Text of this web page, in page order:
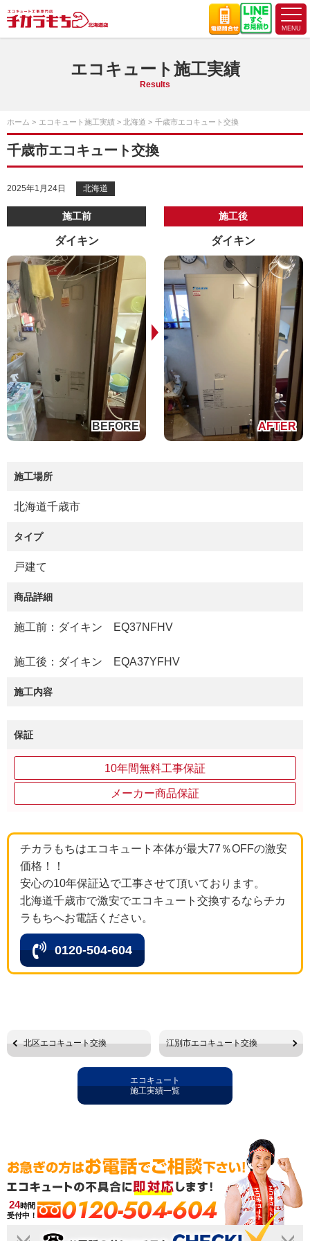
エコキュート施工実績
Results
ホーム エコキュート施工実績 北海道 千歳市エコキュート交換
千歳市エコキュート交換
2025年1月24日 北海道
施工前
ダイキン
施工後
ダイキン
施工場所
北海道千歳市
タイプ
戸建て
商品詳細
施工前：ダイキン EQ37NFHV
施工後：ダイキン EQA37YFHV
施工内容
保証
10年間無料工事保証
メーカー商品保証
チカラもちはエコキュート本体が最大77％OFFの激安
価格！！
安心の10年保証込で工事させて頂いております。
北海道千歳市で激安でエコキュート交換するならチカ
ラもちへお電話ください。
0120-504-604
北区エコキュート交換 江別市エコキュート交換
エコキュート
施工実績一覧
24時間
受付中！
0120-504-604